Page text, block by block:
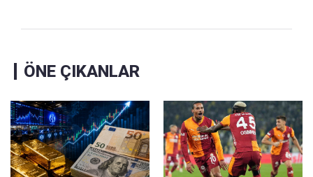
ÖNE ÇIKANLAR